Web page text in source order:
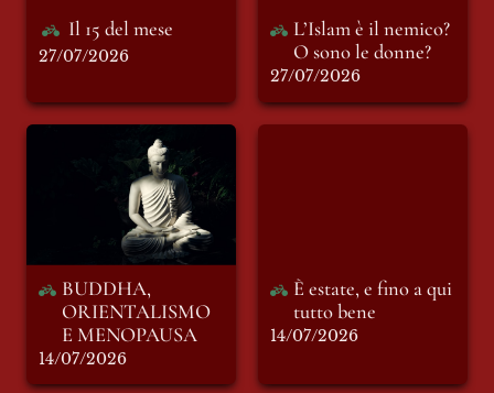
Il 15 del mese
27/07/2026
L’Islam è il nemico?
O sono le donne?
27/07/2026
BUDDHA,
ORIENTALISMO E
MENOPAUSA
BUDDHA,
ORIENTALISMO
E MENOPAUSA
14/07/2026
È estate, e fino a qui
tutto bene
14/07/2026